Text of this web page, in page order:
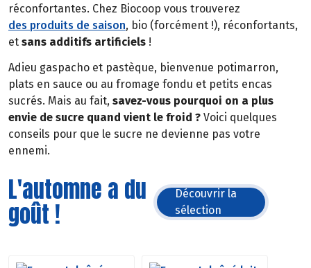
réconfortantes. Chez Biocoop vous trouverez
des produits de saison, bio (forcément !), réconfortants,
et sans additifs artificiels !
Adieu gaspacho et pastèque, bienvenue potimarron,
plats en sauce ou au fromage fondu et petits encas
sucrés. Mais au fait, savez-vous pourquoi on a plus
envie de sucre quand vient le froid ? Voici quelques
conseils pour que le sucre ne devienne pas votre
ennemi.
L'automne a du
goût !
Découvrir la
sélection